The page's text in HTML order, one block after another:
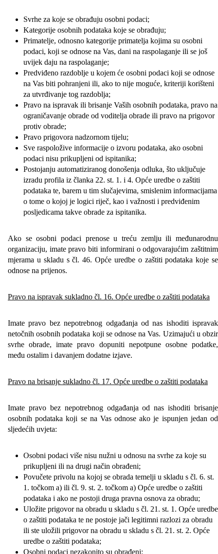
Svrhe za koje se obrađuju osobni podaci;
Kategorije osobnih podataka koje se obrađuju;
Primatelje, odnosno kategorije primatelja kojima su osobni
podaci, koji se odnose na Vas, dani na raspolaganje ili se još
uvijek daju na raspolaganje;
Predviđeno razdoblje u kojem će osobni podaci koji se odnose
na Vas biti pohranjeni ili, ako to nije moguće, kriteriji korišteni
za utvrđivanje tog razdoblja;
Pravo na ispravak ili brisanje Vaših osobnih podataka, pravo na
ograničavanje obrade od voditelja obrade ili pravo na prigovor
protiv obrade;
Pravo prigovora nadzornom tijelu;
Sve raspoložive informacije o izvoru podataka, ako osobni
podaci nisu prikupljeni od ispitanika;
Postojanju automatiziranog donošenja odluka, što uključuje
izradu profila iz članka 22. st. 1. i 4. Opće uredbe o zaštiti
podataka te, barem u tim slučajevima, smislenim informacijama
o tome o kojoj je logici riječ, kao i važnosti i predviđenim
posljedicama takve obrade za ispitanika.
Ako se osobni podaci prenose u treću zemlju ili međunarodnu
organizaciju, imate pravo biti informirani o odgovarajućim zaštitnim
mjerama u skladu s čl. 46. Opće uredbe o zaštiti podataka koje se
odnose na prijenos.
Pravo na ispravak sukladno čl. 16. Opće uredbe o zaštiti podataka
Imate pravo bez nepotrebnog odgađanja od nas ishoditi ispravak
netočnih osobnih podataka koji se odnose na Vas. Uzimajući u obzir
svrhe obrade, imate pravo dopuniti nepotpune osobne podatke,
među ostalim i davanjem dodatne izjave.
Pravo na brisanje sukladno čl. 17. Opće uredbe o zaštiti podataka
Imate pravo bez nepotrebnog odgađanja od nas ishoditi brisanje
osobnih podataka koji se na Vas odnose ako je ispunjen jedan od
sljedećih uvjeta:
Osobni podaci više nisu nužni u odnosu na svrhe za koje su
prikupljeni ili na drugi način obrađeni;
Povučete privolu na kojoj se obrada temelji u skladu s čl. 6. st.
1. točkom a) ili čl. 9. st. 2. točkom a) Opće uredbe o zaštiti
podataka i ako ne postoji druga pravna osnova za obradu;
Uložite prigovor na obradu u skladu s čl. 21. st. 1. Opće uredbe
o zaštiti podataka te ne postoje jači legitimni razlozi za obradu
ili ste uložili prigovor na obradu u skladu s čl. 21. st. 2. Opće
uredbe o zaštiti podataka;
Osobni podaci nezakonito su obrađeni;